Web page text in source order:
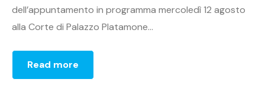
dell’appuntamento in programma mercoledì 12 agosto
alla Corte di Palazzo Platamone...
Read more